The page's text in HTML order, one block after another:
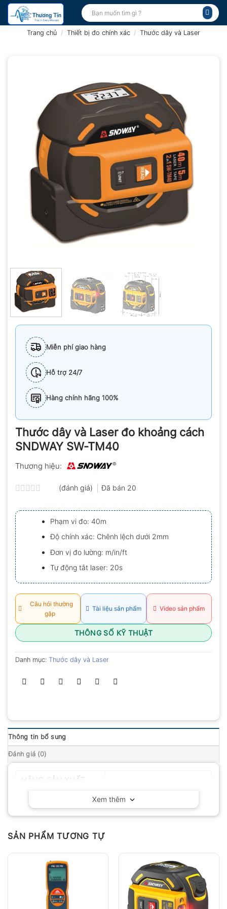
Bỏ
qua
Tìm
kiếm:
Trang chủ / Thiết bị đo chính xác / Thước dây và Laser
Miễn phí giao hàng
Hỗ trợ 24/7
Hàng chính hãng 100%
Thước dây và Laser đo khoảng cách
SNDWAY SW-TM40
Thương hiệu:
xếp
hạng
0.0
5
sao
(đánh giá) Đã bán 20
Phạm vi đo: 40m
Độ chính xác: Chênh lệch dưới 2mm
Đơn vị đo lường: m/in/ft
Tự động tắt laser: 20s
Câu hỏi thường
gặp
Tài liệu sản phẩm Video sản phẩm
THÔNG SỐ KỸ THUẬT
Danh mục: Thước dây và Laser
Thông tin bổ sung
Đánh giá (0)
Xem thêm
SẢN PHẨM TƯƠNG TỰ